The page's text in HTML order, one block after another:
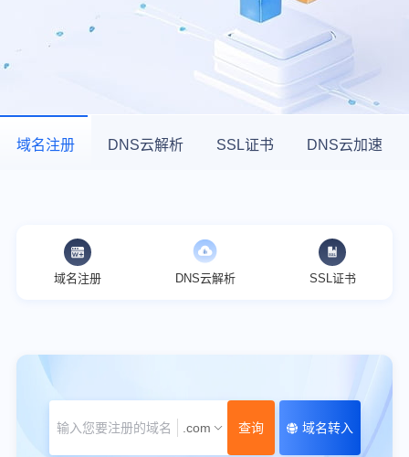
域名注册 DNS云解析 SSL证书 DNS云加速
域名注册 DNS云解析 SSL证书
.com 查询 域名转入